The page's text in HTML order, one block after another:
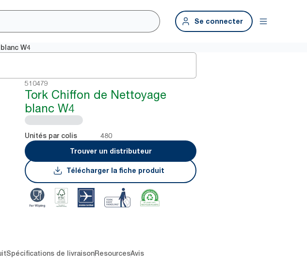
Se connecter
W4
510479
Tork Chiffon de Nettoyage
blanc W4
Unités par colis
480
Trouver un distributeur
Télécharger la fiche produit
Spécifications de livraisonResourcesAvis